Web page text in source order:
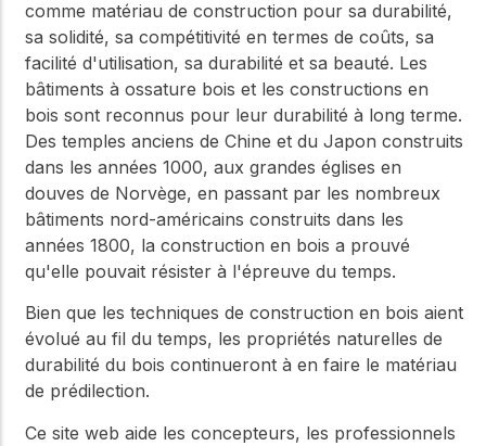
comme matériau de construction pour sa durabilité,
sa solidité, sa compétitivité en termes de coûts, sa
facilité d'utilisation, sa durabilité et sa beauté. Les
bâtiments à ossature bois et les constructions en
bois sont reconnus pour leur durabilité à long terme.
Des temples anciens de Chine et du Japon construits
dans les années 1000, aux grandes églises en
douves de Norvège, en passant par les nombreux
bâtiments nord-américains construits dans les
années 1800, la construction en bois a prouvé
qu'elle pouvait résister à l'épreuve du temps.
Bien que les techniques de construction en bois aient
évolué au fil du temps, les propriétés naturelles de
durabilité du bois continueront à en faire le matériau
de prédilection.
Ce site web aide les concepteurs, les professionnels